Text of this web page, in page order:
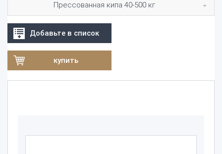
Прессованная кипа 40-500 кг
Добавьте в список
купить